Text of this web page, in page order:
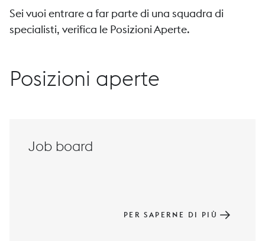
Sei vuoi entrare a far parte di una squadra di
specialisti, verifica le Posizioni Aperte.
Posizioni aperte
Job board
PER SAPERNE DI PIÙ